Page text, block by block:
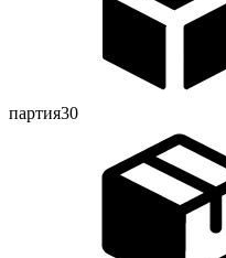
партия30